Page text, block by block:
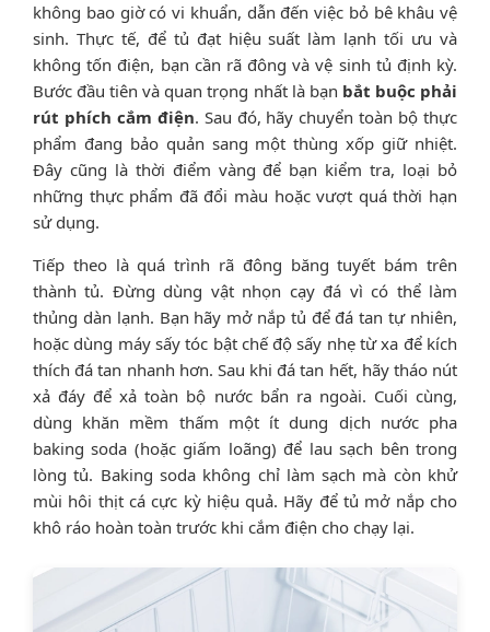
không bao giờ có vi khuẩn, dẫn đến việc bỏ bê khâu vệ
sinh. Thực tế, để tủ đạt hiệu suất làm lạnh tối ưu và
không tốn điện, bạn cần rã đông và vệ sinh tủ định kỳ.
Bước đầu tiên và quan trọng nhất là bạn bắt buộc phải
rút phích cắm điện. Sau đó, hãy chuyển toàn bộ thực
phẩm đang bảo quản sang một thùng xốp giữ nhiệt.
Đây cũng là thời điểm vàng để bạn kiểm tra, loại bỏ
những thực phẩm đã đổi màu hoặc vượt quá thời hạn
sử dụng.
Tiếp theo là quá trình rã đông băng tuyết bám trên
thành tủ. Đừng dùng vật nhọn cạy đá vì có thể làm
thủng dàn lạnh. Bạn hãy mở nắp tủ để đá tan tự nhiên,
hoặc dùng máy sấy tóc bật chế độ sấy nhẹ từ xa để kích
thích đá tan nhanh hơn. Sau khi đá tan hết, hãy tháo nút
xả đáy để xả toàn bộ nước bẩn ra ngoài. Cuối cùng,
dùng khăn mềm thấm một ít dung dịch nước pha
baking soda (hoặc giấm loãng) để lau sạch bên trong
lòng tủ. Baking soda không chỉ làm sạch mà còn khử
mùi hôi thịt cá cực kỳ hiệu quả. Hãy để tủ mở nắp cho
khô ráo hoàn toàn trước khi cắm điện cho chạy lại.